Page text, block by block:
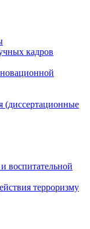
кадров
(диссертационные
воспитательной
терроризму